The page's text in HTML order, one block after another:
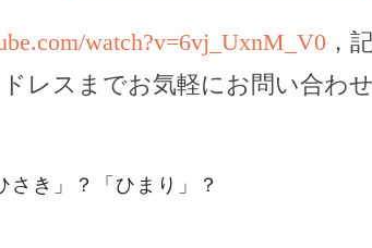
watch?v=6vj_UxnM_V0 ，
レスまでお気軽にお問い合わせ
さき」？「ひまり」？